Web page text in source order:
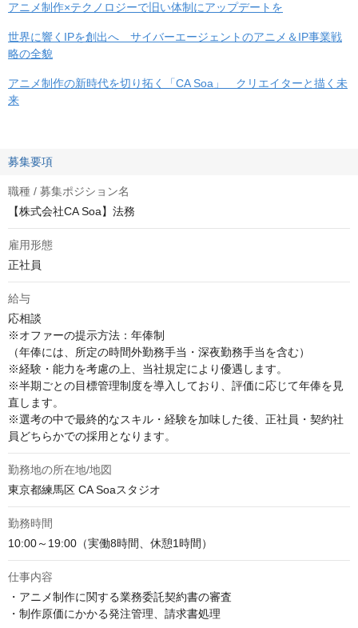
アニメ制作×テクノロジーで旧い体制にアップデートを
世界に響くIPを創出へ サイバーエージェントのアニメ＆IP事業戦
略の全貌
アニメ制作の新時代を切り拓く「CA Soa」 クリエイターと描く未
来
募集要項
職種 / 募集ポジション名
【株式会社CA Soa】法務
雇用形態
正社員
給与
応相談
※オファーの提示方法：年俸制
（年俸には、所定の時間外勤務手当・深夜勤務手当を含む）
※経験・能力を考慮の上、当社規定により優遇します。
※半期ごとの目標管理制度を導入しており、評価に応じて年俸を見
直します。
※選考の中で最終的なスキル・経験を加味した後、正社員・契約社
員どちらかでの採用となります。
勤務地の所在地/地図
東京都練馬区 CA Soaスタジオ
勤務時間
10:00～19:00（実働8時間、休憩1時間）
仕事内容
・アニメ制作に関する業務委託契約書の審査
・制作原価にかかる発注管理、請求書処理